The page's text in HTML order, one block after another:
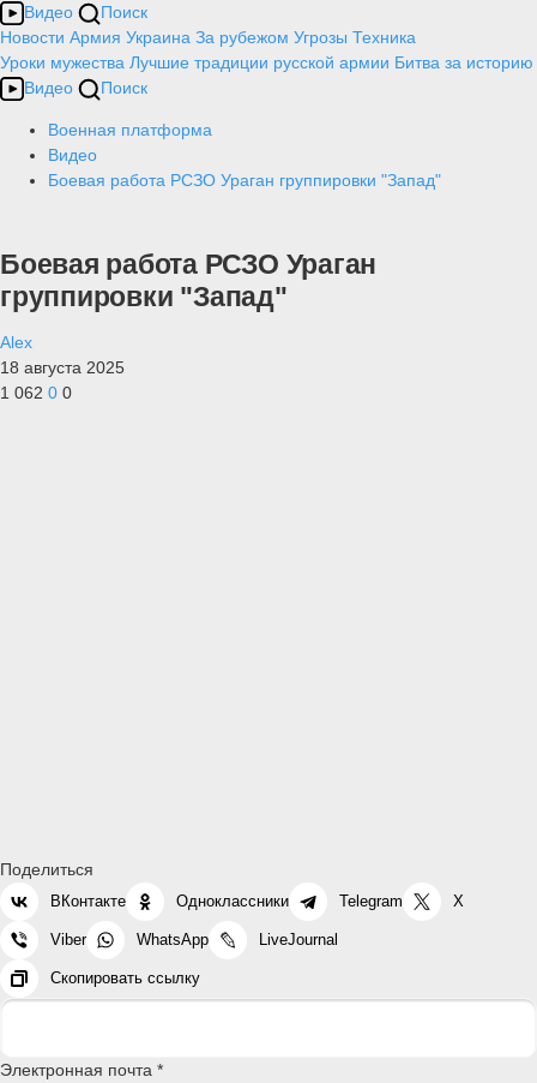
Видео
Поиск
Новости Армия Украина За рубежом Угрозы Техника
Уроки мужества Лучшие традиции русской армии Битва за историю
Видео
Поиск
Военная платформа
Видео
Боевая работа РСЗО Ураган группировки "Запад"
Боевая работа РСЗО Ураган
группировки "Запад"
Alex
18 августа 2025
1 062 0 0
Поделиться
ВКонтакте Одноклассники Telegram X
Viber WhatsApp LiveJournal
Скопировать ссылку
Электронная почта *